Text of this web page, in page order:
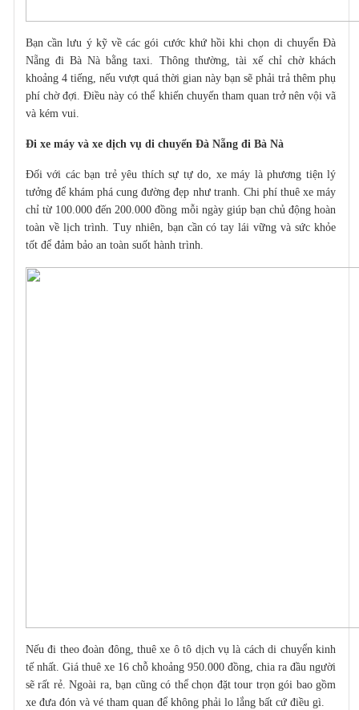
Bạn cần lưu ý kỹ về các gói cước khứ hồi khi chọn di chuyển Đà
Nẵng đi Bà Nà bằng taxi. Thông thường, tài xế chỉ chờ khách
khoảng 4 tiếng, nếu vượt quá thời gian này bạn sẽ phải trả thêm phụ
phí chờ đợi. Điều này có thể khiến chuyến tham quan trở nên vội vã
và kém vui.
Đi xe máy và xe dịch vụ di chuyển Đà Nẵng đi Bà Nà
Đối với các bạn trẻ yêu thích sự tự do, xe máy là phương tiện lý
tưởng để khám phá cung đường đẹp như tranh. Chi phí thuê xe máy
chỉ từ 100.000 đến 200.000 đồng mỗi ngày giúp bạn chủ động hoàn
toàn về lịch trình. Tuy nhiên, bạn cần có tay lái vững và sức khỏe
tốt để đảm bảo an toàn suốt hành trình.
Nếu đi theo đoàn đông, thuê xe ô tô dịch vụ là cáchdi chuyểnkinh
tế nhất. Giá thuê xe 16 chỗ khoảng 950.000 đồng, chia ra đầu người
sẽ rất rẻ. Ngoài ra, bạn cũng có thể chọn đặt tour trọn gói bao gồm
xe đưa đón và vé tham quan để không phải lo lắng bất cứ điều gì.